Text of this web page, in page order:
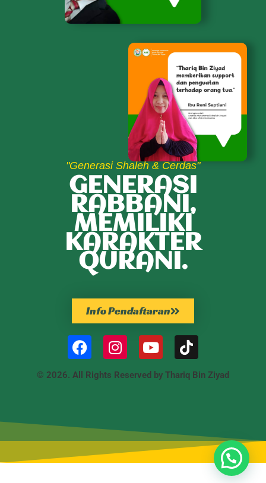
"Generasi Shaleh & Cerdas"
GENERASI
RABBANI,
MEMILIKI
KARAKTER
QURANI.
Info Pendaftaran
© 2026. All Rights Reserved by Thariq Bin Ziyad